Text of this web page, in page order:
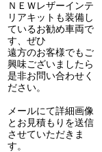
ＮＥＷレザーインテ
リアキットも装備し
ているお勧め車両で
す、ぜひ
遠方のお客様でもご
興味ございましたら
是非お問い合わせく
ださい。
メールにて詳細画像
とお見積もりを送信
させていただきま
す。